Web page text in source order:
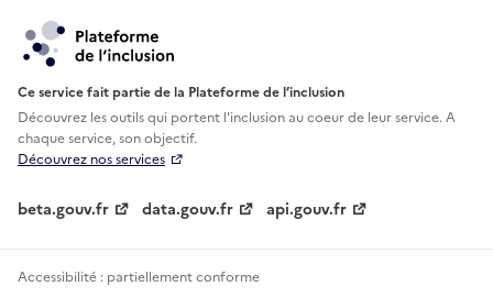
Ce service fait partie de la Plateforme de l’inclusion
Découvrez les outils qui portent l'inclusion aucoeur de leur service. A
chaque service, son objectif.
Découvrez nos services
beta.gouv.fr data.gouv.fr api.gouv.fr
Accessibilité : partiellement conforme